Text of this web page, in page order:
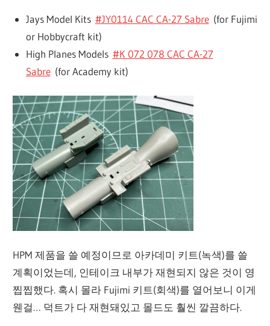
Jays Model Kits #JY0114 CAC CA-27 Sabre(for Fujimi
or Hobbycraft kit)
High Planes Models #K 072 078 CAC CA-27
Sabre(for Academy kit)
HPM 제품을 쓸 예정이므로 아카데미 키트(녹색)를 쓸
계획이었는데, 인테이크 내부가 재현되지 않은 것이 영
찝찝했다. 혹시 몰라 Fujimi 키트(회색)를 열어보니 이게
웬걸… 덕트가 다 재현돼있고 몰드도 훨씬 깔끔하다.